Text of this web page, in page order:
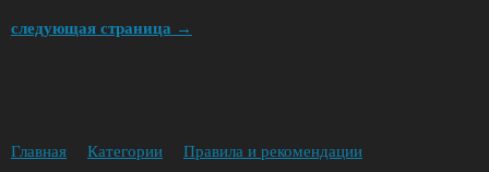
следующая страница →
Главная Категории Правила и рекомендации